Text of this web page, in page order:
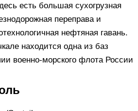
есть большая сухогрузная
переправа и
нефтяная гавань.
находится одна из баз
военно-морского флота России